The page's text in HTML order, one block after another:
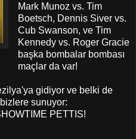
Mark Munoz vs. Tim
Boetsch, Dennis Siver vs.
Cub Swanson, ve Tim
Kennedy vs. Roger Gracie
başka bombalar bombası
maçlar da var!
gidiyor ve belki de
bizlere sunuyor:
PETTIS!